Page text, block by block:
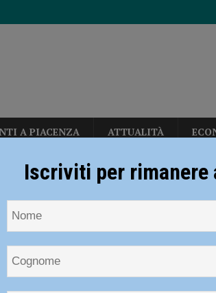
A PIACENZA ATTUALITÀ
in Largo Erfurt e Corso Europa:
sul deflusso ecologico non possono mettere in
dei carabinieri: sette segnalati e stupefacenti sequestrati
CPAE
Iscriviti per rimanere